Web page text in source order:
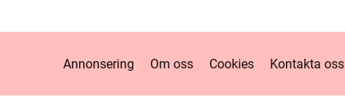
Annonsering Om oss Cookies Kontakta oss